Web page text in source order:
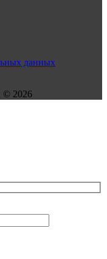
данных
© 2026